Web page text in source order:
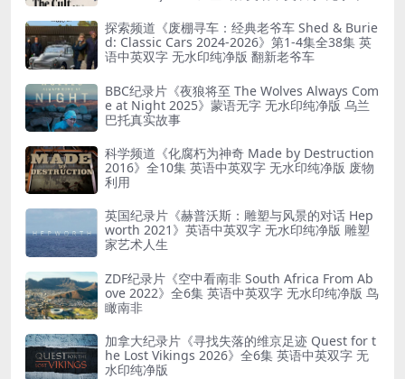
探索频道《废棚寻车：经典老爷车 Shed & Burie
d: Classic Cars 2024-2026》第1-4集全38集 英
语中英双字 无水印纯净版 翻新老爷车
BBC纪录片《夜狼将至 The Wolves Always Com
e at Night 2025》蒙语无字 无水印纯净版 乌兰
巴托真实故事
科学频道《化腐朽为神奇 Made by Destruction
2016》全10集 英语中英双字 无水印纯净版 废物
利用
英国纪录片《赫普沃斯：雕塑与风景的对话 Hep
worth 2021》英语中英双字 无水印纯净版 雕塑
家艺术人生
ZDF纪录片《空中看南非 South Africa From Ab
ove 2022》全6集 英语中英双字 无水印纯净版 鸟
瞰南非
加拿大纪录片《寻找失落的维京足迹 Quest for t
he Lost Vikings 2026》全6集 英语中英双字 无
水印纯净版